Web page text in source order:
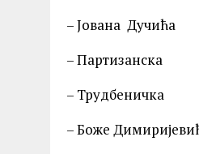
– Јована Дучића
– Партизанска
– Трудбеничка
– Боже